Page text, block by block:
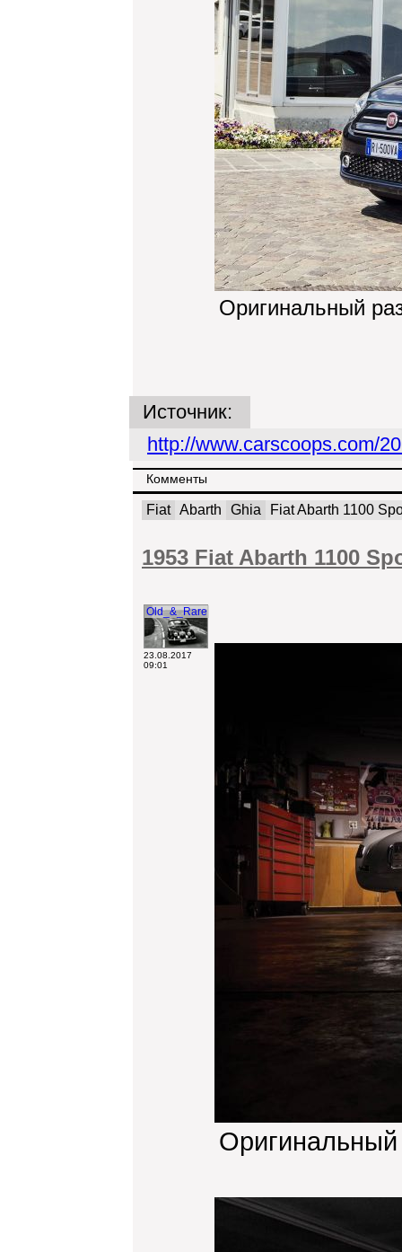
Оригинальный
Источник:
http://www.carscoops.com/
Комменты
Fiat Abarth Ghia Fiat Abarth 1100
1953 Fiat Abarth 1100
Old_&_Rare
23.08.2017
09:01